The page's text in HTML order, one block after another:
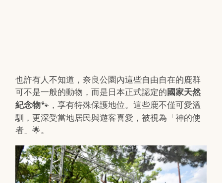
也許有人不知道，奈良公園內這些自由自在的鹿群
可不是一般的動物，而是日本正式認定的國家天然
紀念物🐾，享有特殊保護地位。這些鹿不僅可愛溫
馴，更深受當地居民與遊客喜愛，被視為「神的使
者」🌟。